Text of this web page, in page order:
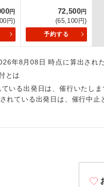
円
円)
72,500円
(65,100円)
予約する
年8月08日 時点に算出され
とは
いる出発日は、催行いたしま
れている出発日は、催行中
トラベルイヤホ
1名様催行
2名様催行
1名様1室同代